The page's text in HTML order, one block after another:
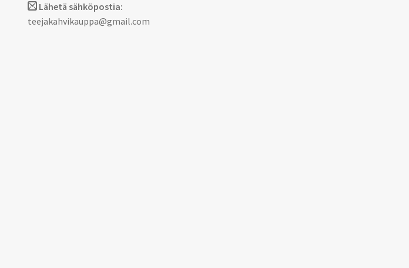
Lähetä sähköpostia:
teejakahvikauppa@gmail.com